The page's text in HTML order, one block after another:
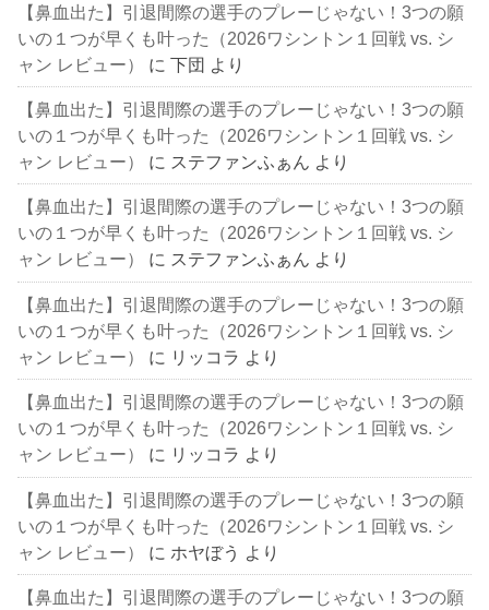
【鼻血出た】引退間際の選手のプレーじゃない！3つの願
いの１つが早くも叶った（2026ワシントン１回戦 vs. シ
ャン レビュー）
に下団 より
【鼻血出た】引退間際の選手のプレーじゃない！3つの願
いの１つが早くも叶った（2026ワシントン１回戦 vs. シ
ャン レビュー）
に ステファンふぁん より
【鼻血出た】引退間際の選手のプレーじゃない！3つの願
いの１つが早くも叶った（2026ワシントン１回戦 vs. シ
ャン レビュー）
に ステファンふぁん より
【鼻血出た】引退間際の選手のプレーじゃない！3つの願
いの１つが早くも叶った（2026ワシントン１回戦 vs. シ
ャン レビュー）
に リッコラ より
【鼻血出た】引退間際の選手のプレーじゃない！3つの願
いの１つが早くも叶った（2026ワシントン１回戦 vs. シ
ャン レビュー）
に リッコラ より
【鼻血出た】引退間際の選手のプレーじゃない！3つの願
いの１つが早くも叶った（2026ワシントン１回戦 vs. シ
ャン レビュー）
に ホヤぼう より
【鼻血出た】引退間際の選手のプレーじゃない！3つの願